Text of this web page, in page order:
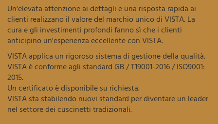
Un'elevata attenzione ai dettagli e una risposta rapida ai
clienti realizzano il valore del marchio unico di VISTA. La
cura e gli investimenti profondi fanno sì che i clienti
anticipino un'esperienza eccellente con VISTA.
VISTA applica un rigoroso sistema di gestione della qualità.
VISTA è conforme agli standard GB / T19001-2016 / ISO9001:
2015.
Un certificato è disponibile su richiesta.
VISTA sta stabilendo nuovi standard per diventare un leader
nel settore dei cuscinetti tradizionali.